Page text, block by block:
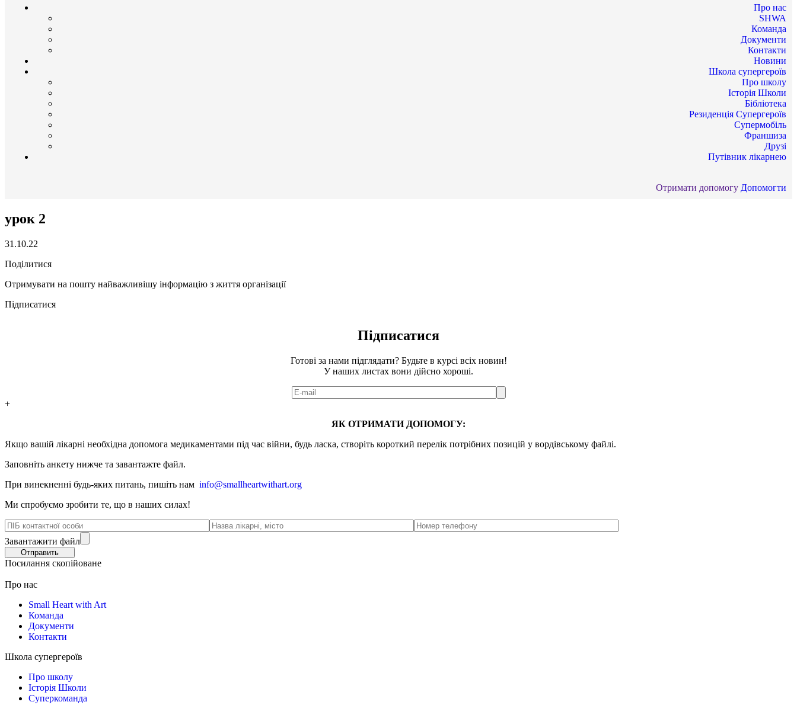
Про нас
SHWA
Команда
Документи
Контакти
Новини
Школа супергероїв
Про школу
Історія Школи
Бібліотека
Резиденція Супергероїв
Супермобіль
Франшиза
Друзі
Путівник лікарнею
Отримати допомогу Допомогти
урок 2
31.10.22
Поділитися
Отримувати на пошту найважливішу інформацію з життя організації
Підписатися
Підписатися
Готові за нами підглядати? Будьте в курсі всіх новин!
У наших листах вони дійсно хороші.
+
ЯК ОТРИМАТИ ДОПОМОГУ:
Якщо вашій лікарні необхідна допомога медикаментами під час війни, будь ласка, створіть короткий перелік потрібних позицій у вордівському файлі.
Заповніть анкету нижче та завантажте файл.
При винекненні будь-яких питань, пишіть нам info@smallheartwithart.org
Ми спробуємо зробити те, що в наших силах!
Завантажити файл
Посилання скопійоване
Про нас
Small Heart with Art
Команда
Документи
Контакти
Школа супергероїв
Про школу
Історія Школи
Суперкоманда